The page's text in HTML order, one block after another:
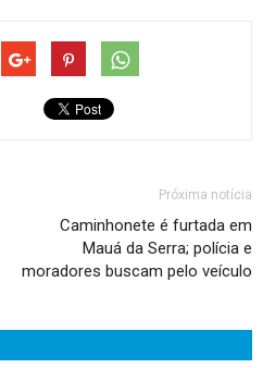
Próxima notícia
Caminhonete é furtada em
Mauá da Serra; polícia e
moradores buscam pelo veículo